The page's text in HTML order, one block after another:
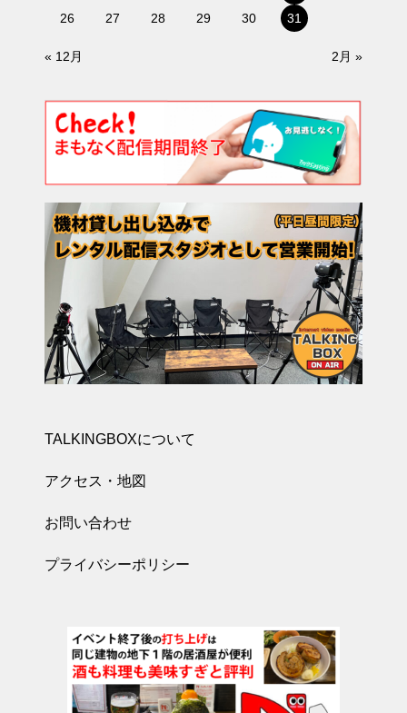
26
27 28 29 30 31
« 12月 2月 »
TALKINGBOXについて
アクセス・地図
お問い合わせ
プライバシーポリシー